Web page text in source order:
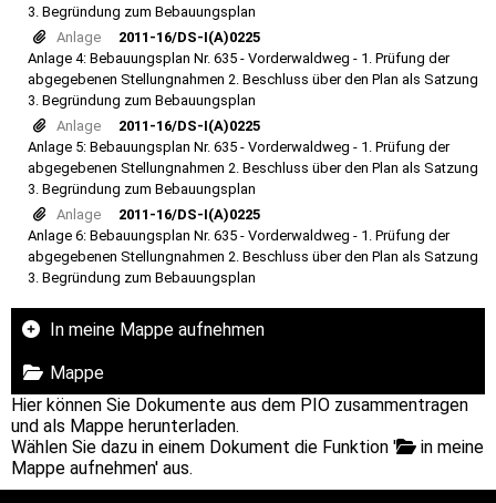
3. Begründung zum Bebauungsplan
Anlage
2011-16/DS-I(A)0225
Anlage 4: Bebauungsplan Nr. 635 - Vorderwaldweg - 1. Prüfung der
abgegebenen Stellungnahmen 2. Beschluss über den Plan als Satzung
3. Begründung zum Bebauungsplan
Anlage
2011-16/DS-I(A)0225
Anlage 5: Bebauungsplan Nr. 635 - Vorderwaldweg - 1. Prüfung der
abgegebenen Stellungnahmen 2. Beschluss über den Plan als Satzung
3. Begründung zum Bebauungsplan
Anlage
2011-16/DS-I(A)0225
Anlage 6: Bebauungsplan Nr. 635 - Vorderwaldweg - 1. Prüfung der
abgegebenen Stellungnahmen 2. Beschluss über den Plan als Satzung
3. Begründung zum Bebauungsplan
In meine Mappe aufnehmen
Mappe
Hier können Sie Dokumente aus dem PIO zusammentragen
und als Mappe herunterladen.
Wählen Sie dazu in einem Dokument die Funktion '
in meine
Mappe aufnehmen' aus.